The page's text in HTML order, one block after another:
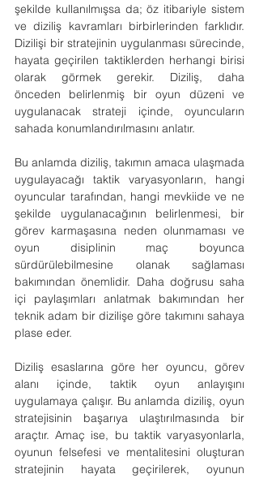
şekilde kullanılmışsa da; öz itibariyle sistem
ve diziliş kavramları birbirlerinden farklıdır.
Dizilişi bir stratejinin uygulanması sürecinde,
hayata geçirilen taktiklerden herhangi birisi
olarak görmek gerekir. Diziliş, daha
önceden belirlenmiş bir oyun düzeni ve
uygulanacak strateji içinde, oyuncuların
sahada konumlandırılmasını anlatır.
Bu anlamda diziliş, takımın amaca ulaşmada
uygulayacağı taktik varyasyonların, hangi
oyuncular tarafından, hangi mevkiide ve ne
şekilde uygulanacağının belirlenmesi, bir
görev karmaşasına neden olunmaması ve
oyun disiplinin maç boyunca
sürdürülebilmesine olanak sağlaması
bakımından önemlidir. Daha doğrusu saha
içi paylaşımları anlatmak bakımından her
teknik adam bir dizilişe göre takımını sahaya
plase eder.
Diziliş esaslarına göre her oyuncu, görev
alanı içinde, taktik oyun anlayışını
uygulamaya çalışır. Bu anlamda diziliş, oyun
stratejisinin başarıya ulaştırılmasında bir
araçtır. Amaç ise, bu taktik varyasyonlarla,
oyunun felsefesi ve mentalitesini oluşturan
stratejinin hayata geçirilerek, oyunun